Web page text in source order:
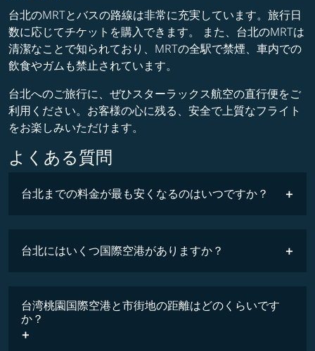
台北のMRTとバスの路線は非常に充実しています。旅行日
数に応じてチケットを購入できます。 また、台北のMRTは
清潔なことで知られており、MRTの全駅で禁煙、車内での
飲食やガムも禁止されています。
台北へのご旅行に、ぜひスターラックス航空の直行便をご
利用ください。お客様の心に残る、安全で上質なフライト
をお楽しみいただけます。
よくある質問
台北までの料金が最も安くなるのはいつですか？
台北にはいくつ国際空港がありますか？
台湾桃園国際空港と市街地の距離はどのくらいです
か？